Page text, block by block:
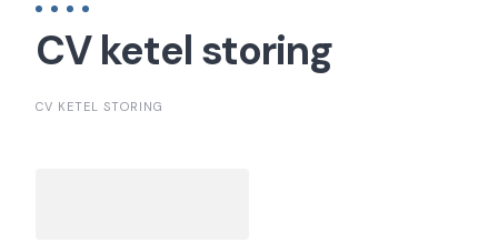
CV ketel storing
CV KETEL STORING